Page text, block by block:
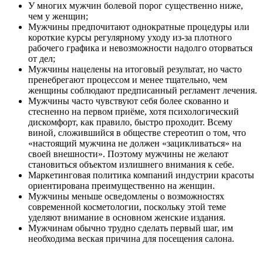
У многих мужчин болевой порог существенно ниже,
чем у женщин;
Мужчины предпочитают однократные процедуры или
короткие курсы регулярному уходу из-за плотного
рабочего графика и невозможности надолго оторваться
от дел;
Мужчины нацелены на итоговый результат, но часто
пренебрегают процессом и менее тщательно, чем
женщины соблюдают предписанный регламент лечения.
Мужчины часто чувствуют себя более скованно и
стесненно на первом приёме, хотя психологический
дискомфорт, как правило, быстро проходит. Всему
виной, сложившийся в обществе стереотип о том, что
«настоящий мужчина не должен «зацикливаться» на
своей внешности». Поэтому мужчины не желают
становиться объектом излишнего внимания к себе.
Маркетинговая политика компаний индустрии красоты
ориентирована преимущественно на женщин.
Мужчины меньше осведомлены о возможностях
современной косметологии, поскольку этой теме
уделяют внимание в основном женские издания.
Мужчинам обычно трудно сделать первый шаг, им
необходима веская причина для посещения салона.